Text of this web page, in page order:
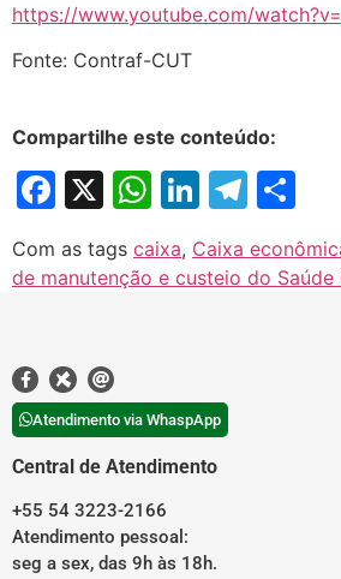
https://www.youtube.com/
Fonte: Contraf-CUT
Compartilhe este conteúdo:
Facebook
X WhatsApp
LinkedIn
Com as tags caixa, Caixa
de manutenção e custeio do Saúde
Atendimento via WhaspApp
Central de Atendimento
+55 54 3223-2166
Atendimento pessoal:
seg a sex, das 9h às 18h.